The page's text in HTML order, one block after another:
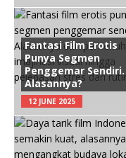
Fantasi Film Erotis
Punya Segmen
Penggemar Sendiri.
Alasannya?
12 JUNE 2025